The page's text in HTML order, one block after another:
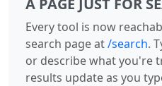
A PAGE JUST FOR
Every tool is now
search page at/search.
or describe what you're
results update as you